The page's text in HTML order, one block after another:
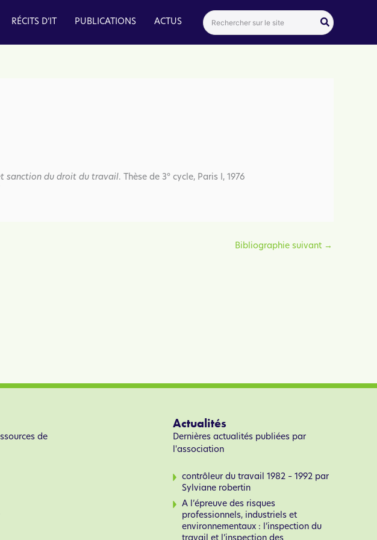
RÉCITS D’IT PUBLICATIONS ACTUS
Search
for:
sanction du droit du travail. Thèse de 3° cycle, Paris I, 1976
Bibliographie suivant →
de
Actualités
Dernières actualités publiées par
l'association
contrôleur du travail 1982 – 1992 par
Sylviane robertin
A l’épreuve des risques
professionnels, industriels et
environnementaux : l’inspection du